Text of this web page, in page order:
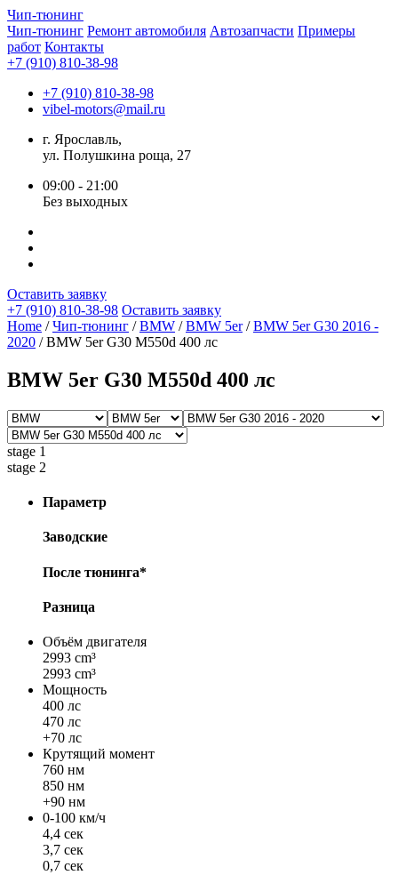
Чип-тюнинг
Чип-тюнинг Ремонт автомобиля Автозапчасти Примеры
работ Контакты
+7 (910) 810-38-98
+7 (910) 810-38-98
vibel-motors@mail.ru
г. Ярославль,
ул. Полушкина роща, 27
09:00 - 21:00
Без выходных
Оставить заявку
+7 (910) 810-38-98 Оставить заявку
Home /Чип-тюнинг /BMW /BMW 5er/BMW 5er G30 2016 -
2020 / BMW 5er G30 M550d 400 лс
BMW 5er G30 M550d 400 лс
stage 1
stage 2
Параметр
Заводские
После тюнинга*
Разница
Объём двигателя
2993 cm³
2993 cm³
Мощность
400 лс
470 лс
+70 лс
Крутящий момент
760 нм
850 нм
+90 нм
0-100 км/ч
4,4 сек
3,7 сек
0,7 сек